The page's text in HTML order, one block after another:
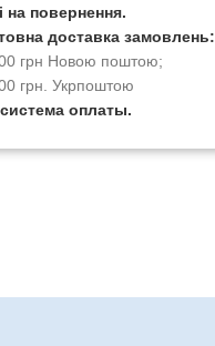
на повернення.
доставка замовлень:
грн Новою поштою;
грн. Укрпоштою
оплаты.